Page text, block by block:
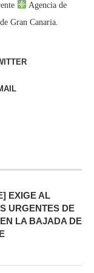
Agencia de
Gran Canaria.
EXIGE AL
URGENTES DE
LA BAJADA DE